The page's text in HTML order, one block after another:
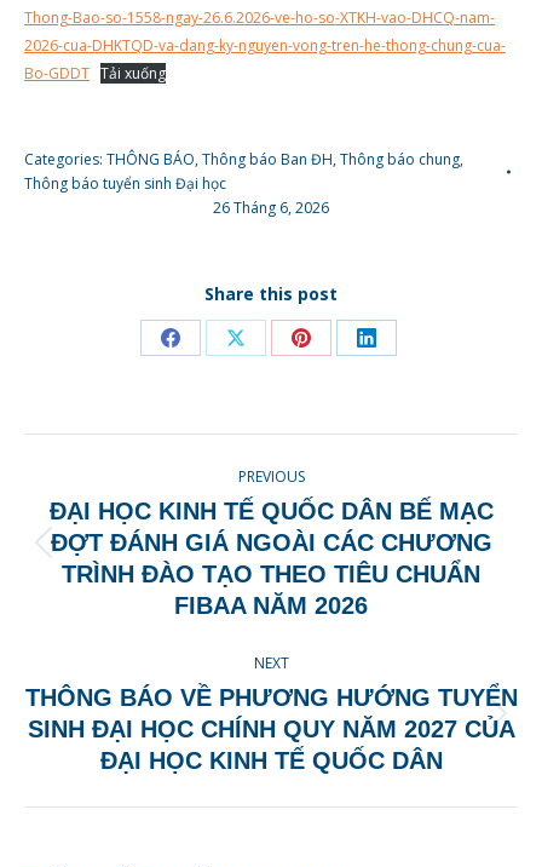
Thong-Bao-so-1558-ngay-26.6.2026-ve-ho-so-XTKH-vao-DHCQ-nam-
2026-cua-DHKTQD-va-dang-ky-nguyen-vong-tren-he-thong-chung-cua-
Bo-GDDT Tải xuống
Categories: THÔNG BÁO,Thông báo Ban ĐH,Thông báo chung,
Thông báo tuyển sinh Đại học
26 Tháng 6, 2026
Share this post
Share Share Share Share
NAVIGATION
PREVIOUS
Previous
post:
ĐẠI HỌC KINH TẾ QUỐC DÂN BẾ MẠC
ĐỢT ĐÁNH GIÁ NGOÀI CÁC CHƯƠNG
TRÌNH ĐÀO TẠO THEO TIÊU CHUẨN
FIBAA NĂM 2026
NEXT
Next
post:
THÔNG BÁO VỀ PHƯƠNG HƯỚNG TUYỂN
SINH ĐẠI HỌC CHÍNH QUY NĂM 2027 CỦA
ĐẠI HỌC KINH TẾ QUỐC DÂN